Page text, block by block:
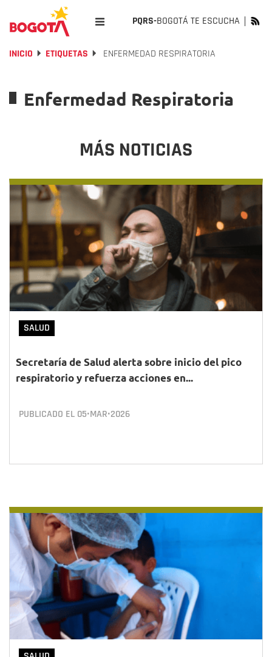
PQRS-BOGOTÁ TE ESCUCHA
INICIO ETIQUETAS ENFERMEDAD RESPIRATORIA
Enfermedad Respiratoria
MÁS NOTICIAS
SALUD
Secretaría de Salud alerta sobre inicio del pico
respiratorio y refuerza acciones en...
PUBLICADO EL 05•MAR•2026